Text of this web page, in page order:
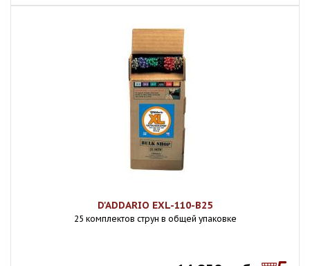
D'ADDARIO EXL-110-B25
25 комплектов струн в общей упаковке